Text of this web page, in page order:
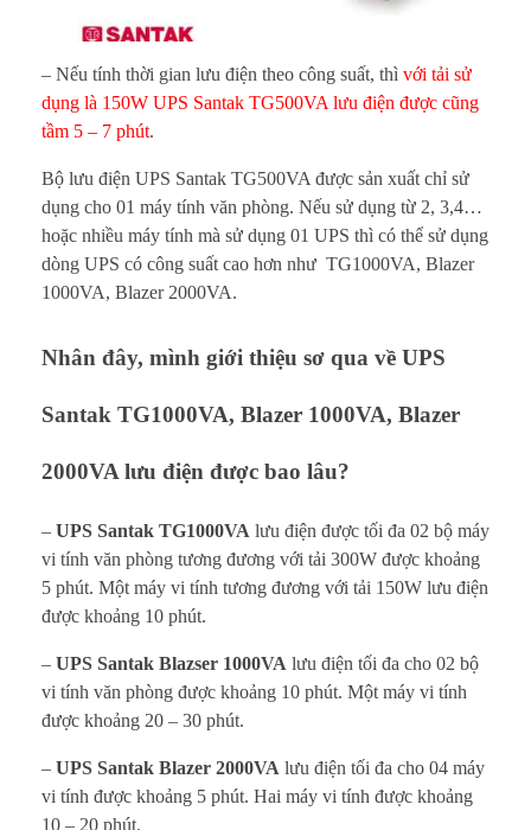
– Nếu tính thời gian lưu điện theo công suất, thì với tải sử
dụng là 150W UPS Santak TG500VA lưu điện được cũng
tầm 5 – 7 phút.
Bộ lưu điện UPS Santak TG500VA được sản xuất chỉ sử
dụng cho 01 máy tính văn phòng. Nếu sử dụng từ 2, 3,4…
hoặc nhiều máy tính mà sử dụng 01 UPS thì có thể sử dụng
dòng UPS có công suất cao hơn như TG1000VA, Blazer
1000VA, Blazer 2000VA.
Nhân đây, mình giới thiệu sơ qua về UPS
Santak TG1000VA, Blazer 1000VA, Blazer
2000VA lưu điện được bao lâu?
– UPS Santak TG1000VA lưu điện được tối đa 02 bộ máy
vi tính văn phòng tương đương với tải 300W được khoảng
5 phút. Một máy vi tính tương đương với tải 150W lưu điện
được khoảng 10 phút.
– UPS Santak Blazser 1000VA lưu điện tối đa cho 02 bộ
vi tính văn phòng được khoảng 10 phút. Một máy vi tính
được khoảng 20 – 30 phút.
– UPS Santak Blazer 2000VA lưu điện tối đa cho 04 máy
vi tính được khoảng 5 phút. Hai máy vi tính được khoảng
10 – 20 phút.